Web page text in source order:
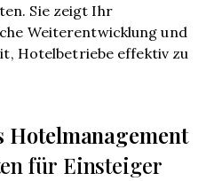
Sie zeigt Ihr
Weiterentwicklung und
Hotelbetriebe effektiv zu
für Einsteiger